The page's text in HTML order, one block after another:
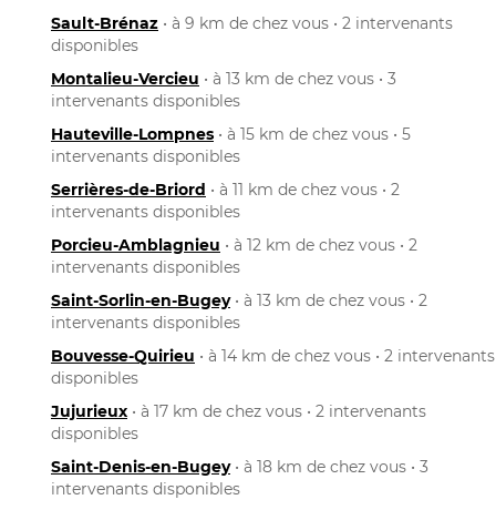
Sault-Brénaz • à 9 km de chez vous • 2 intervenants
disponibles
Montalieu-Vercieu • à 13 km de chez vous • 3
intervenants disponibles
Hauteville-Lompnes • à 15 km de chez vous • 5
intervenants disponibles
Serrières-de-Briord • à 11 km de chez vous • 2
intervenants disponibles
Porcieu-Amblagnieu • à 12 km de chez vous • 2
intervenants disponibles
Saint-Sorlin-en-Bugey• à 13 km de chez vous • 2
intervenants disponibles
Bouvesse-Quirieu • à 14 km de chez vous • 2 intervenants
disponibles
Jujurieux • à 17 km de chez vous • 2 intervenants
disponibles
Saint-Denis-en-Bugey• à 18 km de chez vous • 3
intervenants disponibles